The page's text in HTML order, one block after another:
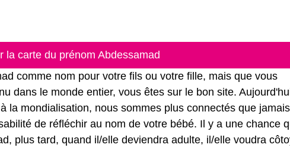
la carte du prénom Abdessamad
comme nom pour votre fils ou votre fille, mais que vous
dans le monde entier, vous êtes sur le bon site.
la mondialisation, nous sommes plus connectés que
de réfléchir au nom de votre bébé. Il y a une chance
plus tard, quand il/elle deviendra adulte, il/elle voudra